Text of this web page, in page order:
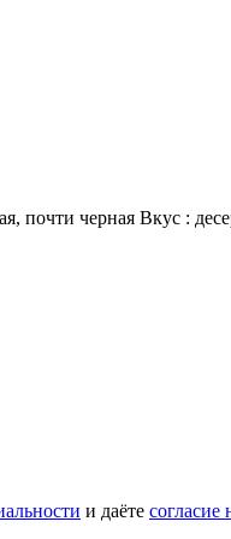
почти черная Вкус :
и даёте согласие